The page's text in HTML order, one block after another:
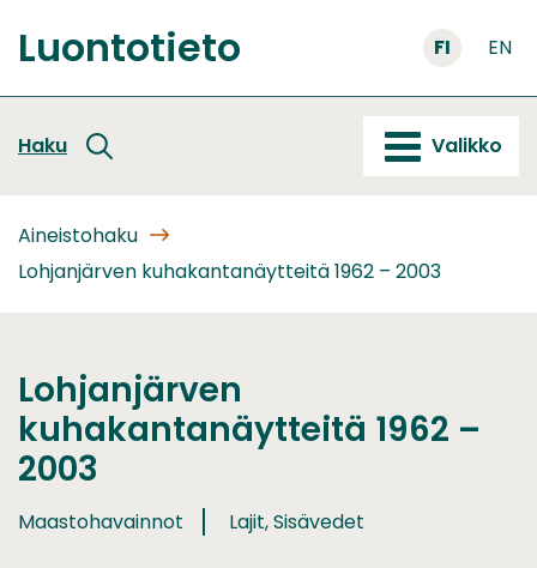
sisältöön
Etusivu
Luontotieto FI EN
Haku Valikko
Aineistohaku
Lohjanjärven kuhakantanäytteitä 1962 – 2003
Lohjanjärven
kuhakantanäytteitä 1962 –
2003
Maastohavainnot Lajit, Sisävedet